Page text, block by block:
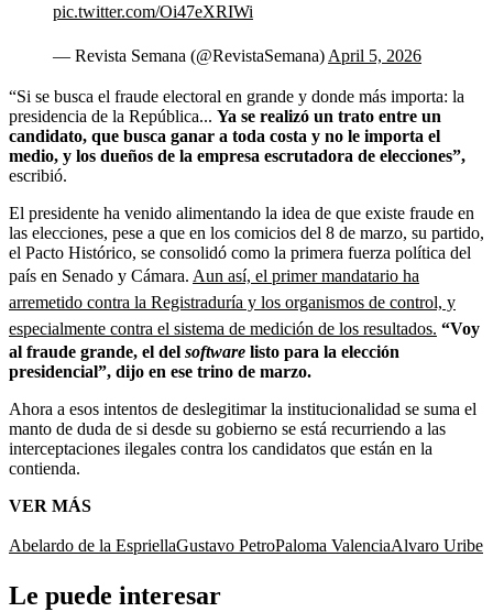
pic.twitter.com/Oi47eXRIWi
— Revista Semana (@RevistaSemana)April 5, 2026
“Si se busca el fraude electoral en grande y donde más importa: la
presidencia de la República... Ya se realizó un trato entre un
candidato, que busca ganar a toda costa y no le importa el
medio, y los dueños de la empresa escrutadora de elecciones”,
escribió.
El presidente ha venido alimentando la idea de que existe fraude en
las elecciones, pese a que en los comicios del 8 de marzo, su partido,
el Pacto Histórico, se consolidó como la primera fuerza política del
país en Senado y Cámara. Aun así, el primer mandatario ha
arremetido contra la Registraduría y los organismos de control, y
especialmente contra el sistema de medición de los resultados. “Voy
al fraude grande, el del software listo para la elección
presidencial”, dijo en ese trino de marzo.
Ahora a esos intentos de deslegitimar la institucionalidad se suma el
manto de duda de si desde su gobierno se está recurriendo a las
interceptaciones ilegales contra los candidatos que están en la
contienda.
VER MÁS
Abelardo de la EspriellaGustavo PetroPaloma ValenciaAlvaro Uribe
Le puede interesar